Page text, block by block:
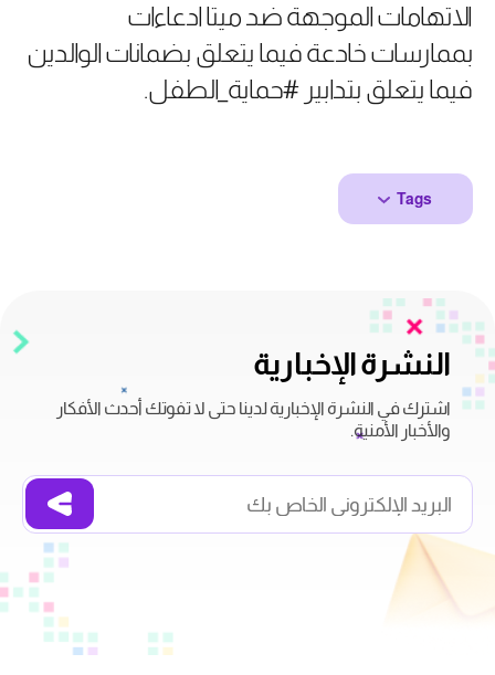
الاتهامات الموجهة ضد ميتا ادعاءات
بممارسات خادعة فيما يتعلق بضمانات الوالدين
فيما يتعلق بتدابير #حماية_الطفل.
Tags
النشرة الإخبارية
اشترك في النشرة الإخبارية لدينا حتى لا تفوتك أحدث الأفكار
والأخبار الأمنية.